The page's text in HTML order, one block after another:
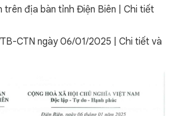
trên địa bàn tỉnh Điện Biên | Chi tiết
CTN ngày 06/01/2025 | Chi tiết và